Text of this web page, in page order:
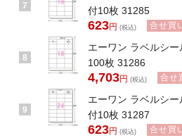
7
付10枚 31285
623円 (税込) 合せ買
8
エーワン ラベルシ
100枚 31286
4,703円 (税込) 合せ
9
エーワン ラベルシ
付10枚 31287
623円 (税込) 合せ買